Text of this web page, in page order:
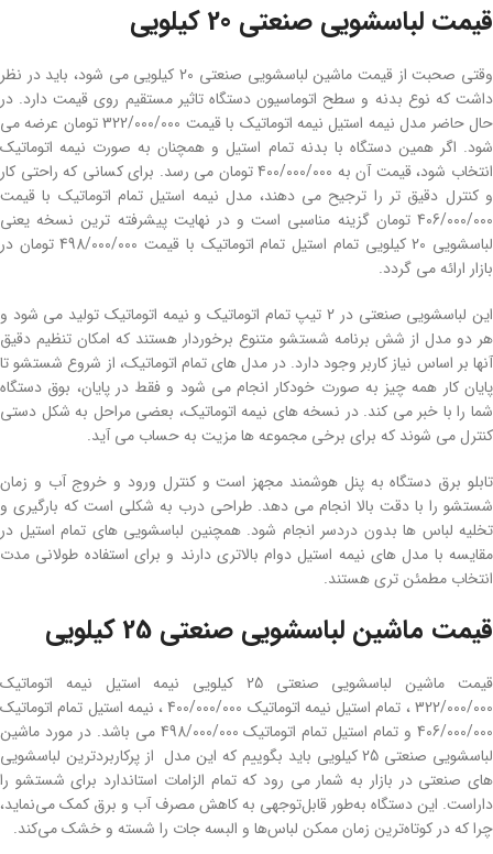
قیمت لباسشویی صنعتی 20 کیلویی
وقتی صحبت از قیمت ماشین لباسشویی صنعتی 20 کیلویی می شود، باید در نظر
داشت که نوع بدنه و سطح اتوماسیون دستگاه تاثیر مستقیم روی قیمت دارد. در
حال حاضر مدل نیمه استیل نیمه اتوماتیک با قیمت 322/000/000 تومان عرضه می
شود. اگر همین دستگاه با بدنه تمام استیل و همچنان به صورت نیمه اتوماتیک
انتخاب شود، قیمت آن به 400/000/000 تومان می رسد. برای کسانی که راحتی کار
و کنترل دقیق تر را ترجیح می دهند، مدل نیمه استیل تمام اتوماتیک با قیمت
406/000/000 تومان گزینه مناسبی است و در نهایت پیشرفته ترین نسخه یعنی
لباسشویی 20 کیلویی تمام استیل تمام اتوماتیک با قیمت 498/000/000 تومان در
بازار ارائه می گردد.
این لباسشویی صنعتی در 2 تیپ تمام اتوماتیک و نیمه اتوماتیک تولید می شود و
هر دو مدل از شش برنامه شستشو متنوع برخوردار هستند که امکان تنظیم دقیق
آنها بر اساس نیاز کاربر وجود دارد. در مدل های تمام اتوماتیک، از شروع شستشو تا
پایان کار همه چیز به صورت خودکار انجام می شود و فقط در پایان، بوق دستگاه
شما را با خبر می کند. در نسخه های نیمه اتوماتیک، بعضی مراحل به شکل دستی
کنترل می شوند که برای برخی مجموعه ها مزیت به حساب می آید.
تابلو برق دستگاه به پنل هوشمند مجهز است و کنترل ورود و خروج آب و زمان
شستشو را با دقت بالا انجام می دهد. طراحی درب به شکلی است که بارگیری و
تخلیه لباس ها بدون دردسر انجام شود. همچنین لباسشویی های تمام استیل در
مقایسه با مدل های نیمه استیل دوام بالاتری دارند و برای استفاده طولانی مدت
انتخاب مطمئن تری هستند.
قیمت ماشین لباسشویی صنعتی 25 کیلویی
قیمت ماشین لباسشویی صنعتی 25 کیلویی نیمه استیل نیمه اتوماتیک
322/000/000 ، تمام استیل نیمه اتوماتیک 400/000/000 ، نیمه استیل تمام اتوماتیک
406/000/000 و تمام استیل تمام اتوماتیک 498/000/000 می باشد. در مورد ماشین
لباسشویی صنعتی 25 کیلویی باید بگوییم که این مدل از پرکاربردترین لباسشویی
های صنعتی در بازار به شمار می رود که تمام الزامات استاندارد برای شستشو را
داراست. این دستگاه به‌طور قابل‌توجهی به کاهش مصرف آب و برق کمک می‌نماید،
چرا که در کوتاه‌ترین زمان ممکن لباس‌ها و البسه جات را شسته و خشک می‌کند.